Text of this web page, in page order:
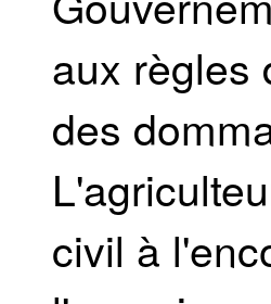
aux règles
des
civil à